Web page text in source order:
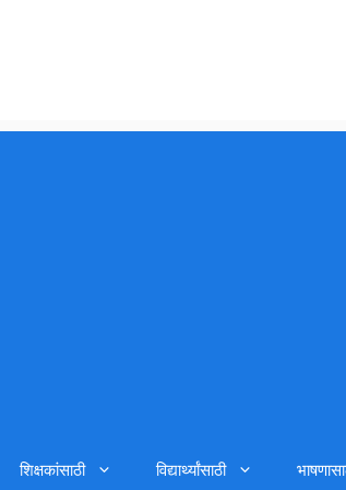
शिक्षकांसाठी विद्यार्थ्यांसाठी